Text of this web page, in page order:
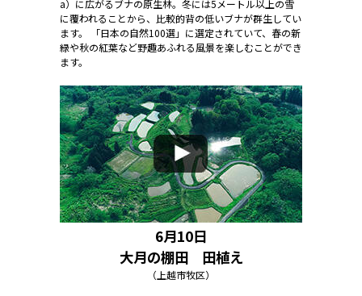
a）に広がるブナの原生林。冬には5メートル以上の雪
に覆われることから、比較的背の低いブナが群生してい
ます。 「日本の自然100選」に選定されていて、春の新
緑や秋の紅葉など野趣あふれる風景を楽しむことができ
ます。
6月10日
大月の棚田 田植え
（上越市牧区）